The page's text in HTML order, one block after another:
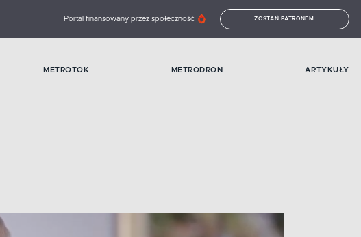
Portal finansowany przez społeczność ZOSTAŃ PATRONEM
METROTOK METRODRON ARTYKUŁY